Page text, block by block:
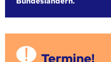
Termine!